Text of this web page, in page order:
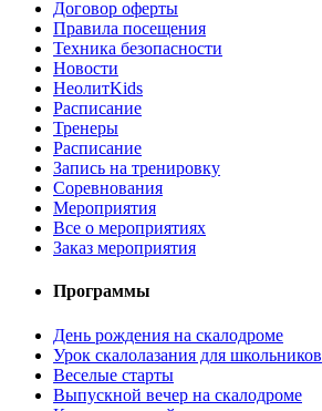
Договор оферты
Правила посещения
Техника безопасности
Новости
НеолитKids
Расписание
Тренеры
Расписание
Запись на тренировку
Соревнования
Мероприятия
Все о мероприятиях
Заказ мероприятия
Программы
День рождения на скалодроме
Урок скалолазания для школьников
Веселые старты
Выпускной вечер на скалодроме